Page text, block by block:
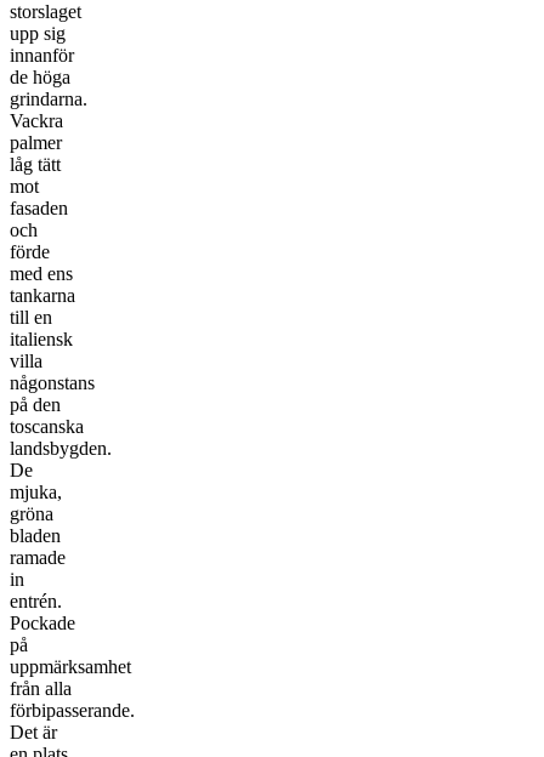
storslaget
upp sig
innanför
de höga
grindarna.
Vackra
palmer
låg tätt
mot
fasaden
och
förde
med ens
tankarna
till en
italiensk
villa
någonstans
på den
toscanska
landsbygden.
De
mjuka,
gröna
bladen
ramade
in
entrén.
Pockade
på
uppmärksamhet
från alla
förbipasserande.
Det är